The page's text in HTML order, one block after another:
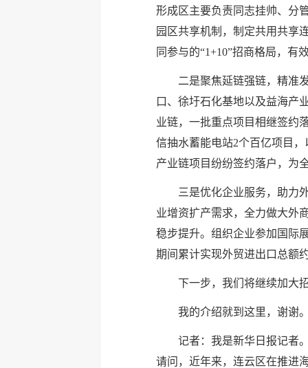
形成区主要负责同志挂帅、分
园区共享机制，制定共用共享
同参与的“1+10”招商格局，有
二是聚焦延链强链，精准
口、徐圩石化基地以及益海产
业链，一批重点项目相继签约
信抽水蓄能电站2个百亿项目
产业链项目纷纷签约落户，为
三是优化企业服务，助力
业增资扩产需求，全力做大外
稳步提升。组织企业参加国际
期间累计实现外贸进出口总额
下一步，我们将继续加大
我的介绍就到这里，谢谢
记者：我是新华日报记者
请问，近年来，连云区在推进